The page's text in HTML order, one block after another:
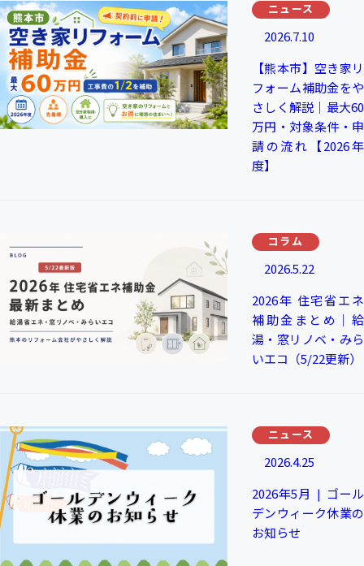
ニュース
2026.7.10
【熊本市】空き家リ
フォーム補助金をや
さしく解説｜最大60
万円・対象条件・申
請の流れ【2026年
度】
コラム
2026.5.22
2026年 住宅省エネ
補助金まとめ｜給
湯・窓リノベ・みら
いエコ（5/22更新）
ニュース
2026.4.25
2026年5月 ❘ ゴール
デンウィーク休業の
お知らせ